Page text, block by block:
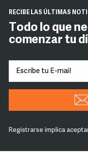
RECIBE LAS ÚLTIMAS
Todo lo que
comenzar tu
Registrarse implica